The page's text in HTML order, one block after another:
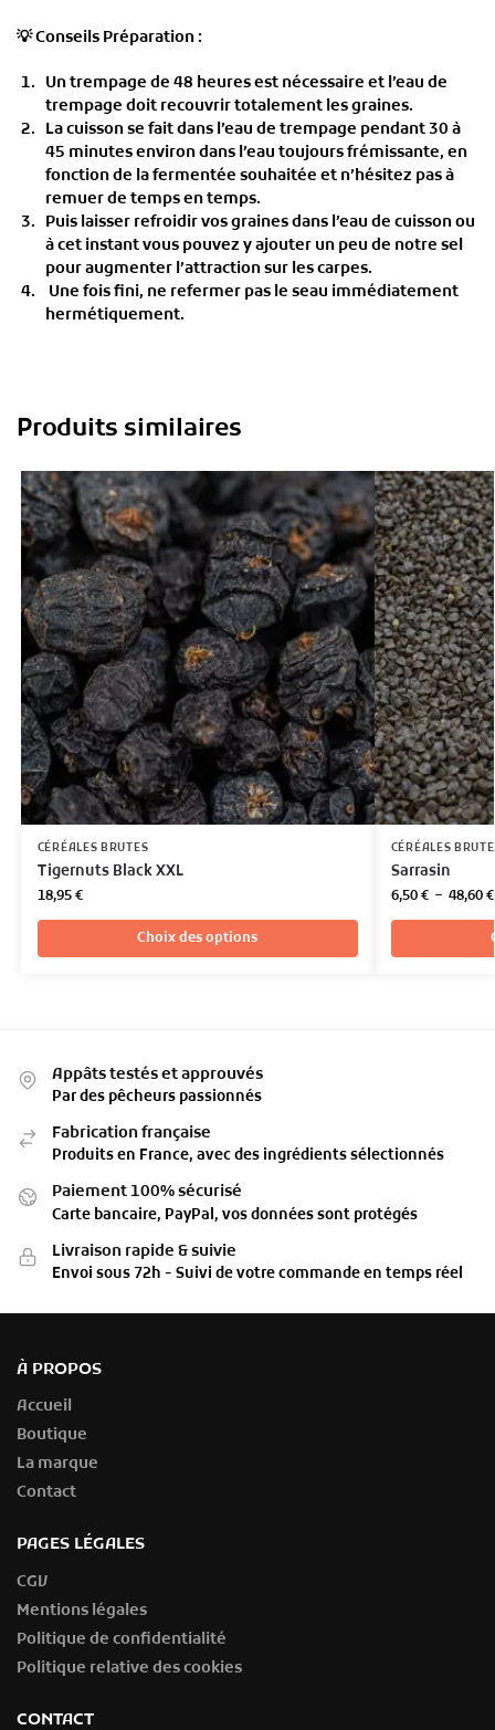
💡Conseils Préparation :
Un trempage de 48 heures est nécessaire et l’eau de
trempage doit recouvrir totalement les graines.
La cuisson se fait dans l’eau de trempage pendant 30 à
45 minutes environ dans l’eau toujours frémissante, en
fonction de la fermentée souhaitée et n’hésitez pas à
remuer de temps en temps.
Puis laisser refroidir vos graines dans l’eau de cuisson ou
à cet instant vous pouvez y ajouter un peu de notre sel
pour augmenter l’attraction sur les carpes.
Une fois fini, ne refermer pas le seau immédiatement
hermétiquement.
Produits similaires
CÉRÉALES BRUTES
Tigernuts Black XXL
18,95€
Choix des options
CÉRÉALES
Sarrasin
6,50€ – 48,60€
Appâts testés et approuvés
Par des pêcheurs passionnés
Fabrication française
Produits en France, avec des ingrédients sélectionnés
Paiement 100% sécurisé
Carte bancaire, PayPal, vos données sont protégés
Livraison rapide & suivie
Envoi sous 72h - Suivi de votre commande en temps réel
À PROPOS
Accueil
Boutique
La marque
Contact
PAGES LÉGALES
CGV
Mentions légales
Politique de confidentialité
Politique relative des cookies
CONTACT